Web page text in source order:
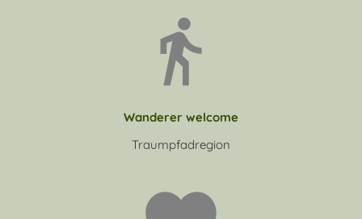
Wanderer welcome
Traumpfadregion